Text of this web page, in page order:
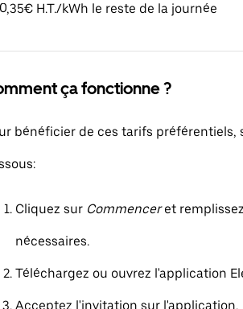
0,35€ H.T./kWh le reste de la journée
ça fonctionne ?
bénéficier de ces tarifs préférentiels,
Cliquez sur Commenceret
nécessaires.
Téléchargez ou ouvrez l'application
Acceptez l'invitation sur l'application.